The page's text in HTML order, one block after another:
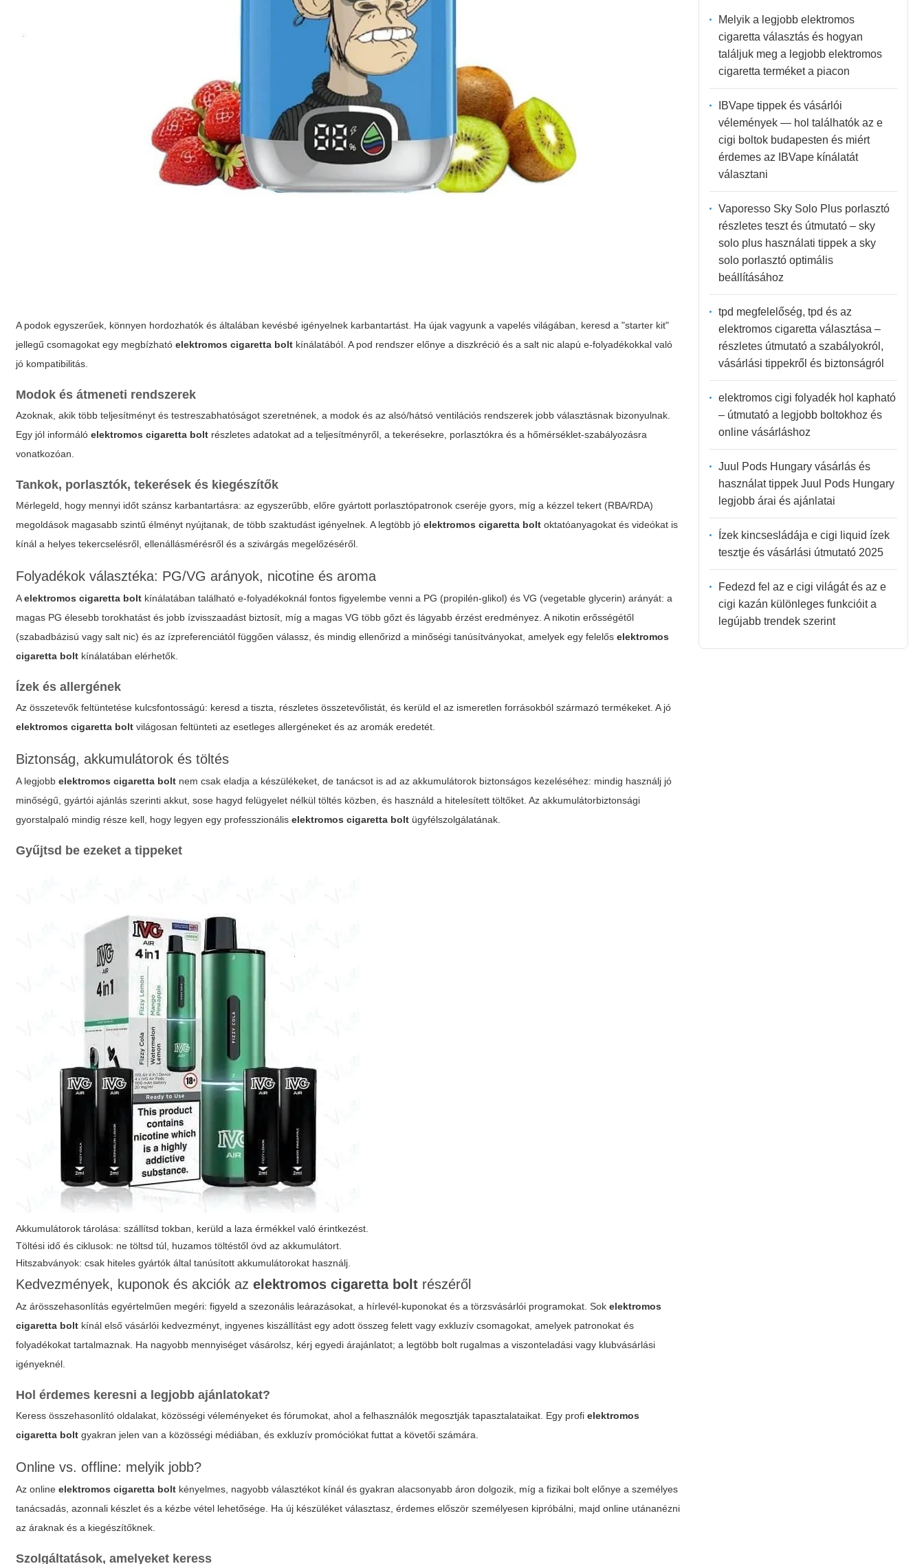
A podok egyszerűek, könnyen hordozhatók és általában kevésbé igényelnek karbantartást. Ha újak vagyunk a vapelés világában, keresd a "starter kit"
jellegű csomagokat egy megbízhatóelektromos cigaretta bolt kínálatából. A pod rendszer előnye a diszkréció és a salt nic alapú e-folyadékokkal való
jó kompatibilitás.
Modok és átmeneti rendszerek
Azoknak, akik több teljesítményt és testreszabhatóságot szeretnének, a modok és az alsó/hátsó ventilációs rendszerek jobb választásnak bizonyulnak.
Egy jól informálóelektromos cigaretta bolt részletes adatokat ad a teljesítményről, a tekerésekre, porlasztókra és a hőmérséklet-szabályozásra
vonatkozóan.
Tankok, porlasztók, tekerések és kiegészítők
Mérlegeld, hogy mennyi időt szánsz karbantartásra: az egyszerűbb, előre gyártott porlasztópatronok cseréje gyors, míg a kézzel tekert (RBA/RDA)
megoldások magasabb szintű élményt nyújtanak, de több szaktudást igényelnek. A legtöbb jóelektromos cigaretta bolt oktatóanyagokat és videókat is
kínál a helyes tekercselésről, ellenállásmérésről és a szivárgás megelőzéséről.
Folyadékok választéka: PG/VG arányok, nicotine és aroma
Aelektromos cigaretta bolt kínálatában található e-folyadékoknál fontos figyelembe venni a PG (propilén-glikol) és VG (vegetable glycerin) arányát: a
magas PG élesebb torokhatást és jobb ízvisszaadást biztosít, míg a magas VG több gőzt és lágyabb érzést eredményez. A nikotin erősségétől
(szabadbázisú vagy salt nic) és az ízpreferenciától függően válassz, és mindig ellenőrizd a minőségi tanúsítványokat, amelyek egy felelőselektromos
cigaretta bolt kínálatában elérhetők.
Ízek és allergének
Az összetevők feltüntetése kulcsfontosságú: keresd a tiszta, részletes összetevőlistát, és kerüld el az ismeretlen forrásokból származó termékeket. A jó
elektromos cigaretta bolt világosan feltünteti az esetleges allergéneket és az aromák eredetét.
Biztonság, akkumulátorok és töltés
A legjobbelektromos cigaretta bolt nem csak eladja a készülékeket, de tanácsot is ad az akkumulátorok biztonságos kezeléséhez: mindig használj jó
minőségű, gyártói ajánlás szerinti akkut, sose hagyd felügyelet nélkül töltés közben, és használd a hitelesített töltőket. Az akkumulátorbiztonsági
gyorstalpaló mindig része kell, hogy legyen egy professzionáliselektromos cigaretta bolt ügyfélszolgálatának.
Gyűjtsd be ezeket a tippeket
Akkumulátorok tárolása: szállítsd tokban, kerüld a laza érmékkel való érintkezést.
Töltési idő és ciklusok: ne töltsd túl, huzamos töltéstől óvd az akkumulátort.
Hitszabványok: csak hiteles gyártók által tanúsított akkumulátorokat használj.
Kedvezmények, kuponok és akciók azelektromos cigaretta bolt részéről
Az árösszehasonlítás egyértelműen megéri: figyeld a szezonális leárazásokat, a hírlevél-kuponokat és a törzsvásárlói programokat. Sokelektromos
cigaretta bolt kínál első vásárlói kedvezményt, ingyenes kiszállítást egy adott összeg felett vagy exkluzív csomagokat, amelyek patronokat és
folyadékokat tartalmaznak. Ha nagyobb mennyiséget vásárolsz, kérj egyedi árajánlatot; a legtöbb bolt rugalmas a viszonteladási vagy klubvásárlási
igényeknél.
Hol érdemes keresni a legjobb ajánlatokat?
Keress összehasonlító oldalakat, közösségi véleményeket és fórumokat, ahol a felhasználók megosztják tapasztalataikat. Egy profielektromos
cigaretta bolt gyakran jelen van a közösségi médiában, és exkluzív promóciókat futtat a követői számára.
Online vs. offline: melyik jobb?
Az onlineelektromos cigaretta bolt kényelmes, nagyobb választékot kínál és gyakran alacsonyabb áron dolgozik, míg a fizikai bolt előnye a személyes
tanácsadás, azonnali készlet és a kézbe vétel lehetősége. Ha új készüléket választasz, érdemes először személyesen kipróbálni, majd online utánanézni
az áraknak és a kiegészítőknek.
Szolgáltatások, amelyeket keress
Melyik a legjobb elektromos
cigaretta választás és hogyan
találjuk meg a legjobb elektromos
cigaretta terméket a piacon
IBVape tippek és vásárlói
vélemények — hol találhatók az e
cigi boltok budapesten és miért
érdemes az IBVape kínálatát
választani
Vaporesso Sky Solo Plus porlasztó
részletes teszt és útmutató – sky
solo plus használati tippek a sky
solo porlasztó optimális
beállításához
tpd megfelelőség, tpd és az
elektromos cigaretta választása –
részletes útmutató a szabályokról,
vásárlási tippekről és biztonságról
elektromos cigi folyadék hol kapható
– útmutató a legjobb boltokhoz és
online vásárláshoz
Juul Pods Hungary vásárlás és
használat tippek Juul Pods Hungary
legjobb árai és ajánlatai
Ízek kincsesládája e cigi liquid ízek
tesztje és vásárlási útmutató 2025
Fedezd fel az e cigi világát és az e
cigi kazán különleges funkcióit a
legújabb trendek szerint